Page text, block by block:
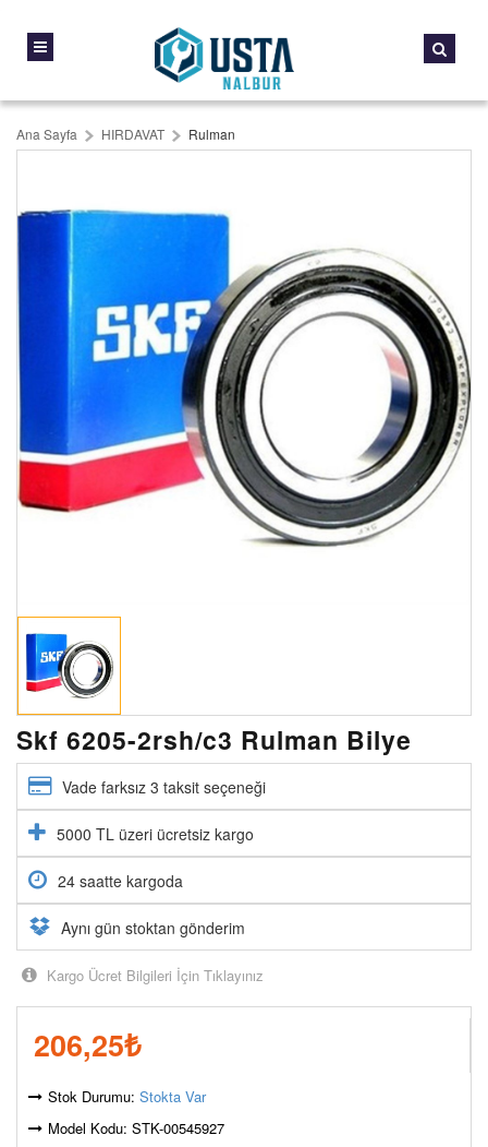
Ana Sayfa HIRDAVAT Rulman
Skf 6205-2rsh/c3 Rulman Bilye
Vade farksız 3 taksit seçeneği
5000 TL üzeri ücretsiz kargo
24 saatte kargoda
Aynı gün stoktan gönderim
Kargo Ücret Bilgileri İçin Tıklayınız
206,25₺
Stok Durumu: Stokta Var
Model Kodu: STK-00545927